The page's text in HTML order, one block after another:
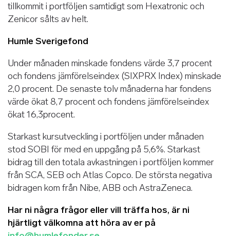
tillkommit i portföljen samtidigt som Hexatronic och
Zenicor sålts av helt.
Humle Sverigefond
Under månaden minskade fondens värde 3,7 procent
och fondens jämförelseindex (SIXPRX Index) minskade
2,0 procent. De senaste tolv månaderna har fondens
värde ökat 8,7 procent och fondens jämförelseindex
ökat 16,3procent.
Starkast kursutveckling i portföljen under månaden
stod SOBI för med en uppgång på 5,6%. Starkast
bidrag till den totala avkastningen i portföljen kommer
från SCA, SEB och Atlas Copco. De största negativa
bidragen kom från Nibe, ABB och AstraZeneca.
Har ni några frågor eller vill träffa hos, är ni
hjärtligt välkomna att höra av er på